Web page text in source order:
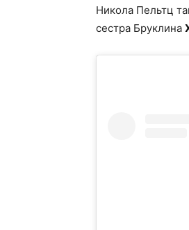
Никола Пельтц
сестра Бруклина